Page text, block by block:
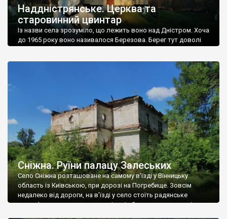
Наддністрянське. Церква та
старовинний цвинтар
Із назви села зрозуміло, що лежить воно над Дністром. Хоча
до 1965 року воно називалося Березова. Берег тут доволі
Наддністрянське відрізняється від більшості навколишніх
сіл. У селі є мурована Михайлівська церква. Точної дати […]
Сніжна. Руїни палацу Залеських
Село Сніжна розташоване на самому в’їзді у Вінницьку
область із Київською, при дорозі на Погребище. Зовсім
недалеко від дороги, на в’їзді у село стоїть радянське
рельєфне пано, яке показує жінку і яблуню, а трохи далі, десь